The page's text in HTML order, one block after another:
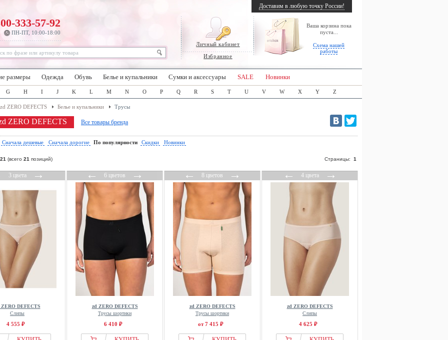
Личный кабинет
Избранное
Ваша корзина пока
пуста...
Схема нашей
работы
333-57-92
ПН-ПТ, 10:00-18:00
Доставим в любую точку России!
размеры Одежда Обувь Белье и купальники Сумки и аксессуары SALE Новинки
G H I J K L M N O P Q R S T U V W X Y Z
zd ZERO DEFECTS Белье и купальники Трусы
ZERO DEFECTS Все товары бренда
Сначала дешевые Сначала дорогие По популярности Скидки Новинки
21 (всего 21 позиций) Страницы: 1
3 цвета→
ZERO DEFECTS
Слипы
4 555 ₽
←6 цветов→
zd ZERO DEFECTS
Трусы шортики
6 410 ₽
←8 цветов→
zd ZERO DEFECTS
Трусы шортики
от 7 415 ₽
←4 цвета→
zd ZERO DEFECTS
Слипы
4 625 ₽